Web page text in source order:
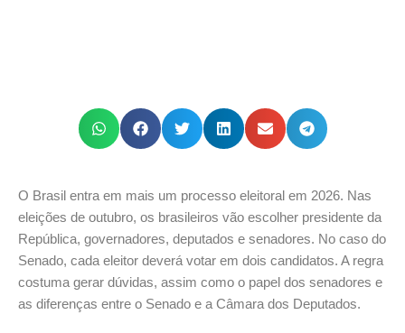
O Brasil entra em mais um processo eleitoral em 2026. Nas
eleições de outubro, os brasileiros vão escolher presidente da
República, governadores, deputados e senadores. No caso do
Senado, cada eleitor deverá votar em dois candidatos. A regra
costuma gerar dúvidas, assim como o papel dos senadores e
as diferenças entre o Senado e a Câmara dos Deputados.